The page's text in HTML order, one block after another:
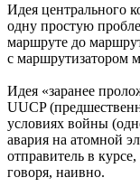
Идея центрального
одну простую
маршруте до
с маршрутизатором
Идея «заранее
UUCP
условиях войны
авария на атомной
отправитель в
говоря, наивно.